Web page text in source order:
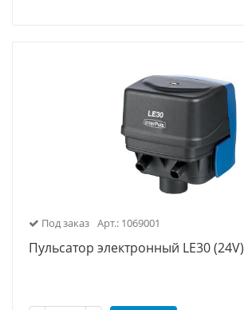
Под заказ Арт.: 1069001
Пульсатор электронный LE30 (24V)